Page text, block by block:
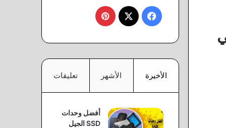
فيسبوك
‫X بينتيريست
الأخيرة الأشهر تعليقات
أفضل وحدات
SSD الجيل